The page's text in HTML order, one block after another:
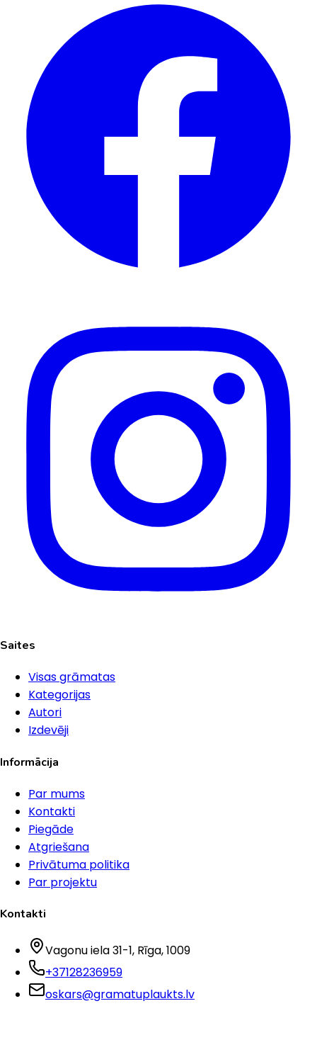
Saites
Visas grāmatas
Kategorijas
Autori
Izdevēji
Informācija
Par mums
Kontakti
Piegāde
Atgriešana
Privātuma politika
Par projektu
Kontakti
Vagonu iela 31-1, Rīga, 1009
+37128236959
oskars@gramatuplaukts.lv